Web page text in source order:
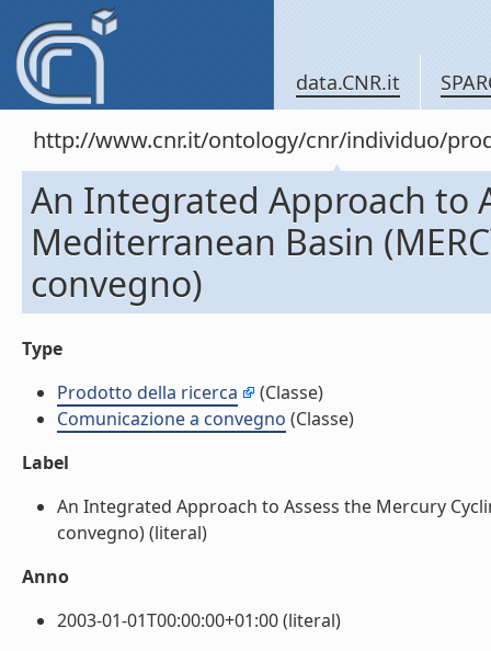
data.CNR.it
http://www.cnr.it/ontology/cnr/individuo/
An Integrated Approach to
Mediterranean Basin
convegno)
Type
Prodotto della ricerca
(Classe)
Comunicazione a convegno (Classe)
Label
An Integrated Approach to Assess the Mercury
convegno) (literal)
Anno
2003-01-01T00:00:00+01:00 (literal)